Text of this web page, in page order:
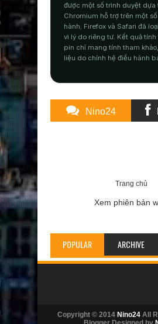
được một số trình duyệt dựa
Chromium hỗ trợ trên một
hành; Firefox và Safari đã
vì lý do riêng tư. Kết quả tính
pin chỉ mang tính tham
liệu do chính hệ điều hành
Nino24
Trang chủ
Xem phiên bản
POPULAR ARCHIVE
Copyright © 2014 Nino24 All